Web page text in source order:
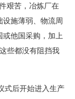
艰苦，冶炼厂在
施薄弱、物流周
或他国采购，加上
些都没有阻挡我
后开始进入生产